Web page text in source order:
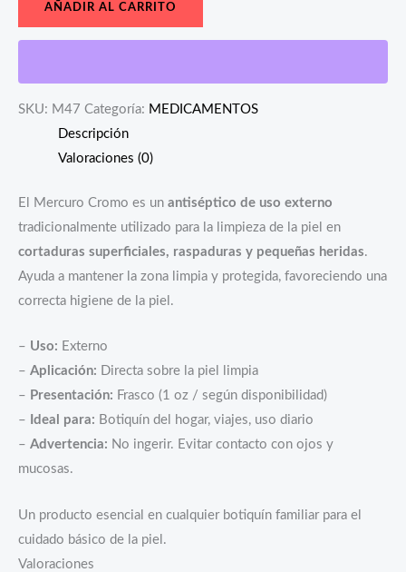
AÑADIR AL CARRITO
SKU: M47 Categoría: MEDICAMENTOS
Descripción
Valoraciones (0)
El Mercuro Cromo es un antiséptico de uso externo
tradicionalmente utilizado para la limpieza de la piel en
cortaduras superficiales, raspaduras y pequeñas heridas.
Ayuda a mantener la zona limpia y protegida, favoreciendo una
correcta higiene de la piel.
– Uso: Externo
– Aplicación: Directa sobre la piel limpia
– Presentación: Frasco (1 oz / según disponibilidad)
– Ideal para: Botiquín del hogar, viajes, uso diario
– Advertencia: No ingerir. Evitar contacto con ojos y
mucosas.
Un producto esencial en cualquier botiquín familiar para el
cuidado básico de la piel.
Valoraciones